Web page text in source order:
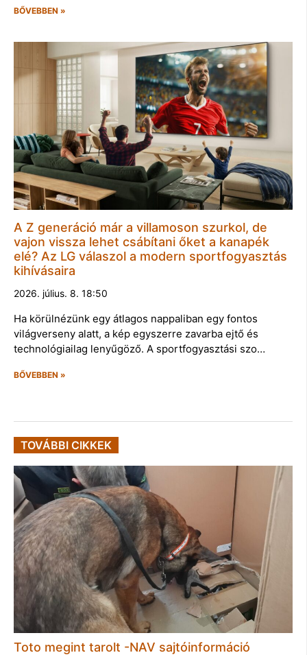
BŐVEBBEN »
A Z generáció már a villamoson szurkol, de
vajon vissza lehet csábítani őket a kanapék
elé? Az LG válaszol a modern sportfogyasztás
kihívásaira
2026. július. 8. 18:50
Ha körülnézünk egy átlagos nappaliban egy fontos
világverseny alatt, a kép egyszerre zavarba ejtő és
technológiailag lenyűgöző. A sportfogyasztási szo…
BŐVEBBEN »
TOVÁBBI CIKKEK
Toto megint tarolt -NAV sajtóinformáció